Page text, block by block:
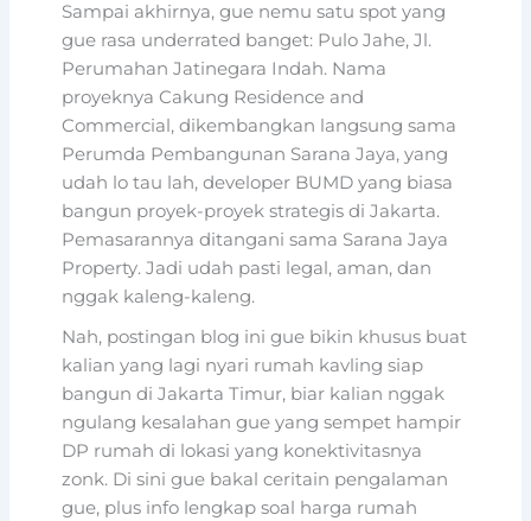
Sampai akhirnya, gue nemu satu spot yang
gue rasa underrated banget: Pulo Jahe, Jl.
Perumahan Jatinegara Indah. Nama
proyeknya Cakung Residence and
Commercial, dikembangkan langsung sama
Perumda Pembangunan Sarana Jaya, yang
udah lo tau lah, developer BUMD yang biasa
bangun proyek-proyek strategis di Jakarta.
Pemasarannya ditangani sama Sarana Jaya
Property. Jadi udah pasti legal, aman, dan
nggak kaleng-kaleng.
Nah, postingan blog ini gue bikin khusus buat
kalian yang lagi nyari rumah kavling siap
bangun di Jakarta Timur, biar kalian nggak
ngulang kesalahan gue yang sempet hampir
DP rumah di lokasi yang konektivitasnya
zonk. Di sini gue bakal ceritain pengalaman
gue, plus info lengkap soal harga rumah